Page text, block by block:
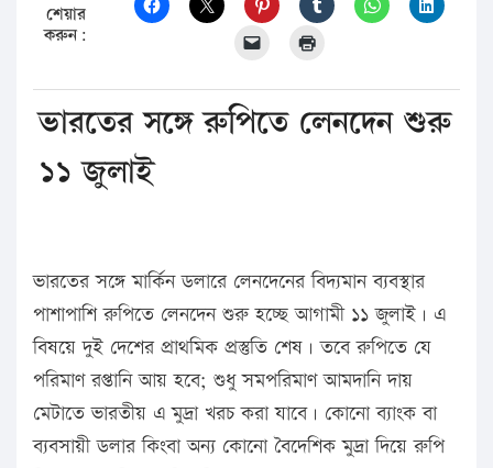
শেয়ার
করুন:
ভারতের সঙ্গে রুপিতে লেনদেন শুরু
১১ জুলাই
ভারতের সঙ্গে মার্কিন ডলারে লেনদেনের বিদ্যমান ব্যবস্থার
পাশাপাশি রুপিতে লেনদেন শুরু হচ্ছে আগামী ১১ জুলাই। এ
বিষয়ে দুই দেশের প্রাথমিক প্রস্তুতি শেষ। তবে রুপিতে যে
পরিমাণ রপ্তানি আয় হবে; শুধু সমপরিমাণ আমদানি দায়
মেটাতে ভারতীয় এ মুদ্রা খরচ করা যাবে। কোনো ব্যাংক বা
ব্যবসায়ী ডলার কিংবা অন্য কোনো বৈদেশিক মুদ্রা দিয়ে রুপি